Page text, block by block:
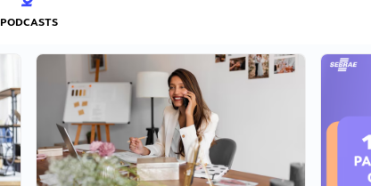
PODCASTS